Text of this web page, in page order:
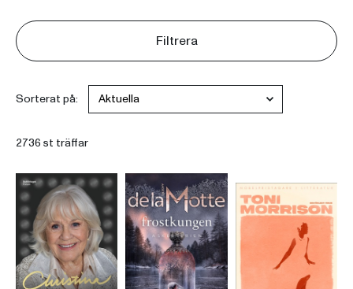
Filtrera
Sorterat på:
2736 st träffar